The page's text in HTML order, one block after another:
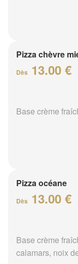
Pizza chèvre
Dès 13.00 €
Base crème
Pizza océane
Dès 13.00 €
Base crème
calamars, noix